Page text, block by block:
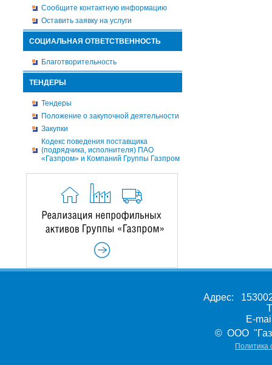
Сообщите контактную информацию
Оставить заявку на услуги
СОЦИАЛЬНАЯ ОТВЕТСТВЕННОСТЬ
Благотворительность
ТЕНДЕРЫ
Тендеры
Положение о закупочной деятельности
Закупки
Кодекс поведения поставщика
(подрядчика, исполнителя) ПАО
«Газпром» и Компаний Группы Газпром
Адрес:
E-
© ООО
Политика